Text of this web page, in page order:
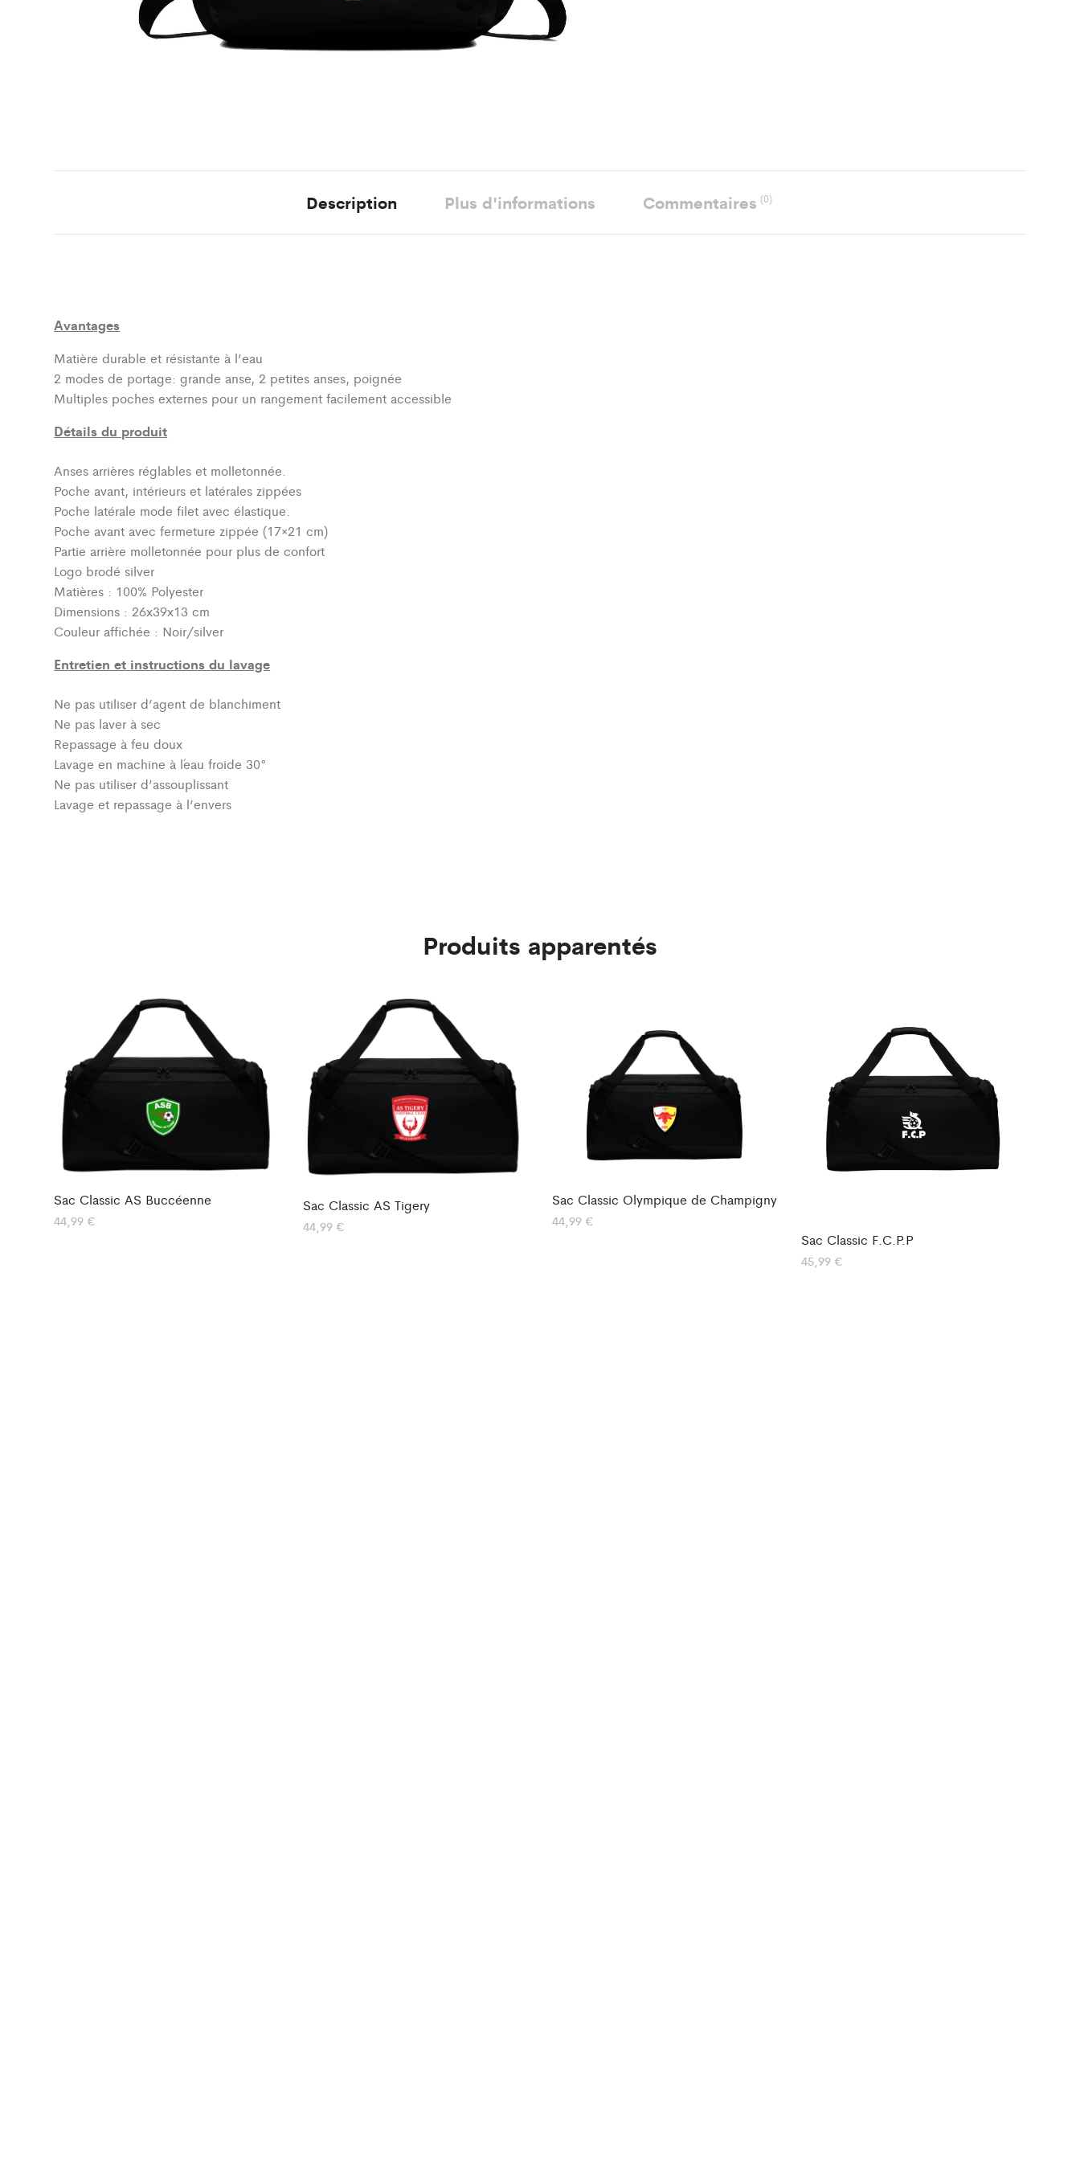
Description Plus d'informations Commentaires(0)
Avantages
Matière durable et résistante à l’eau
2 modes de portage: grande anse, 2 petites anses, poignée
Multiples poches externes pour un rangement facilement accessible
Détails du produit
Anses arrières réglables et molletonnée.
Poche avant, intérieurs et latérales zippées
Poche latérale mode filet avec élastique.
Poche avant avec fermeture zippée (17×21 cm)
Partie arrière molletonnée pour plus de confort
Logo brodé silver
Matières : 100% Polyester
Dimensions : 26x39x13 cm
Couleur affichée : Noir/silver
Entretien et instructions du lavage
Ne pas utiliser d’agent de blanchiment
Ne pas laver à sec
Repassage à feu doux
Lavage en machine à l´eau froide 30°
Ne pas utiliser d’assouplissant
Lavage et repassage à l’envers
Produits apparentés
Sac Classic AS Buccéenne
44,99 €
Sac Classic AS Tigery
44,99 €
Sac Classic Olympique de Champigny
44,99 €
Sac Classic F.C.P.P
45,99 €